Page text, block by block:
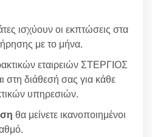
ισχύουν οι εκπτώσεις στα
με το μήνα.
εταιρειών ΣΤΕΡΓΙΟΣ
στη διάθεσή σας για κάθε
υπηρεσιών.
θα μείνετε ικανοποιημένοι